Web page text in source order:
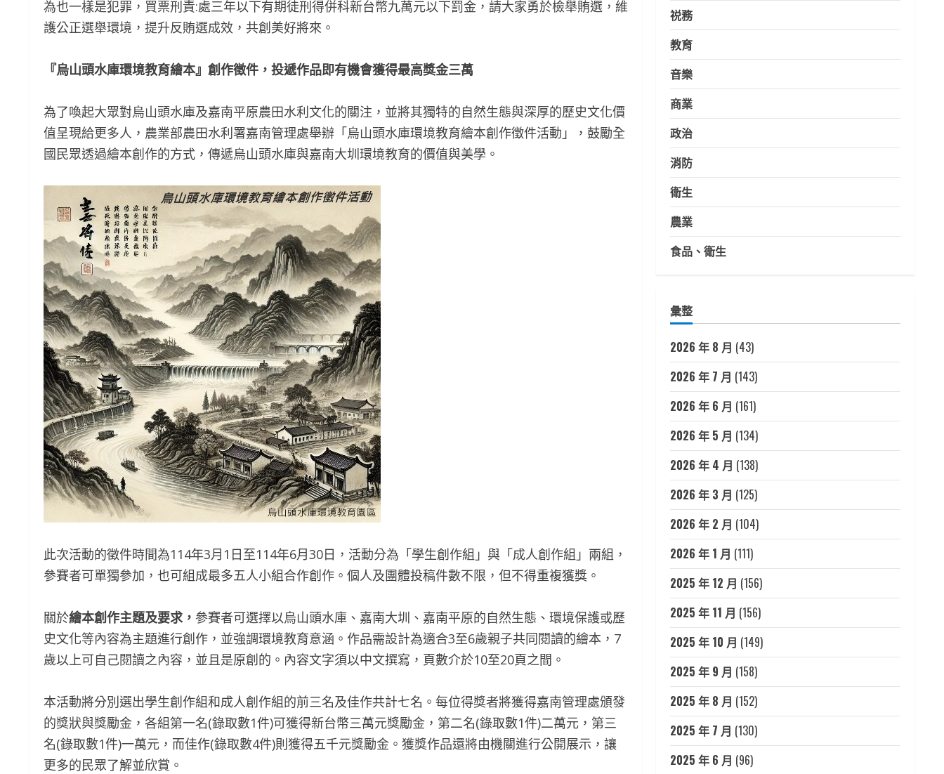
為也一樣是犯罪，買票刑責:處三年以下有期徒刑得併科新台幣九萬元以下罰金，請大家勇於檢舉賄選，維
護公正選舉環境，提升反賄選成效，共創美好將來。
『烏山頭水庫環境教育繪本』創作徵件，投遞作品即有機會獲得最高獎金三萬
為了喚起大眾對烏山頭水庫及嘉南平原農田水利文化的關注，並將其獨特的自然生態與深厚的歷史文化價
值呈現給更多人，農業部農田水利署嘉南管理處舉辦「烏山頭水庫環境教育繪本創作徵件活動」，鼓勵全
國民眾透過繪本創作的方式，傳遞烏山頭水庫與嘉南大圳環境教育的價值與美學。
此次活動的徵件時間為114年3月1日至114年6月30日，活動分為「學生創作組」與「成人創作組」兩組，
參賽者可單獨參加，也可組成最多五人小組合作創作。個人及團體投稿件數不限，但不得重複獲獎。
關於繪本創作主題及要求， 參賽者可選擇以烏山頭水庫、嘉南大圳、嘉南平原的自然生態、環境保護或歷
史文化等內容為主題進行創作，並強調環境教育意涵。作品需設計為適合3至6歲親子共同閱讀的繪本，7
歲以上可自己閱讀之內容，並且是原創的。內容文字須以中文撰寫，頁數介於10至20頁之間。
本活動將分別選出學生創作組和成人創作組的前三名及佳作共計七名。每位得獎者將獲得嘉南管理處頒發
的獎狀與獎勵金，各組第一名(錄取數1件)可獲得新台幣三萬元獎勵金，第二名(錄取數1件)二萬元，第三
名(錄取數1件)一萬元，而佳作(錄取數4件)則獲得五千元獎勵金。獲獎作品還將由機關進行公開展示，讓
更多的民眾了解並欣賞。
祱務
教育
音樂
商業
政治
消防
衛生
農業
食品、衛生
彙整
2026 年 8 月 (43)
2026 年 7 月 (143)
2026 年 6 月 (161)
2026 年 5 月 (134)
2026 年 4 月 (138)
2026 年 3 月 (125)
2026 年 2 月 (104)
2026 年 1 月 (111)
2025 年 12 月 (156)
2025 年 11 月 (156)
2025 年 10 月 (149)
2025 年 9 月 (158)
2025 年 8 月 (152)
2025 年 7 月 (130)
2025 年 6 月 (96)